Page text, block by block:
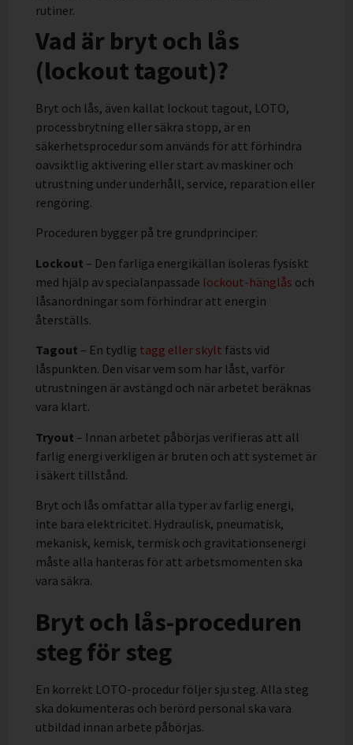
rutiner.
Vad är bryt och lås
(lockout tagout)?
Bryt och lås, även kallat lockout tagout, LOTO,
processbrytning eller säkra stopp, är en
säkerhetsprocedur som används för att förhindra
oavsiktlig aktivering eller start av maskiner och
utrustning under underhåll, service, reparation eller
rengöring.
Proceduren bygger på tre grundprinciper:
Lockout – Den farliga energikällan isoleras fysiskt
med hjälp av specialanpassade lockout-hänglås och
låsanordningar som förhindrar att energin
återställs.
Tagout – En tydlig tagg eller skylt fästs vid
låspunkten. Den visar vem som har låst, varför
utrustningen är avstängd och när arbetet beräknas
vara klart.
Tryout – Innan arbetet påbörjas verifieras att all
farlig energi verkligen är bruten och att systemet är
i säkert tillstånd.
Bryt och lås omfattar alla typer av farlig energi,
inte bara elektricitet. Hydraulisk, pneumatisk,
mekanisk, kemisk, termisk och gravitationsenergi
måste alla hanteras för att arbetsmomenten ska
vara säkra.
Bryt och lås-proceduren
steg för steg
En korrekt LOTO-procedur följer sju steg. Alla steg
ska dokumenteras och berörd personal ska vara
utbildad innan arbete påbörjas.